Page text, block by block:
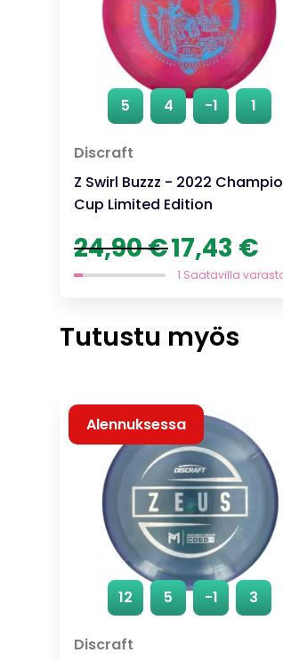
5 4 -1 1
Discraft
Z Swirl Buzzz - 2022
Cup Limited Edition
24,90€ Alkuperäinen
hinta
oli:
17,43 €
on:
Tutustu myös
12 5 -1 3
Discraft
Alennuksessa